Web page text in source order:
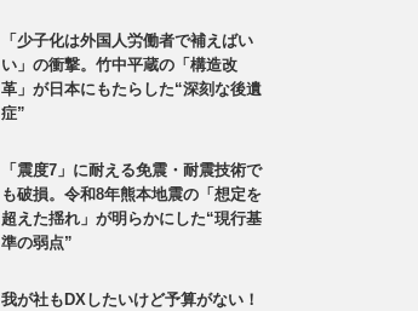
「少子化は外国人労働者で補えばい
い」の衝撃。竹中平蔵の「構造改
革」が日本にもたらした“深刻な後遺
症”
「震度7」に耐える免震・耐震技術で
も破損。令和8年熊本地震の「想定を
超えた揺れ」が明らかにした“現行基
準の弱点”
我が社もDXしたいけど予算がない！